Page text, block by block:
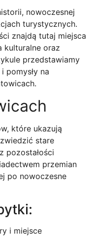
nowoczesnej
turystycznych.
znajdą tutaj miejsca
kulturalne oraz
przedstawiamy
pomysły na
które ukazują
stare
pozostałości
przemian
po nowoczesne
i miejsce